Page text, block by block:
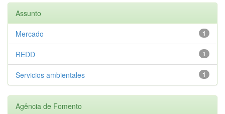
Assunto
1
Mercado
1
REDD
1
Servicios ambientales
Agência de Fomento